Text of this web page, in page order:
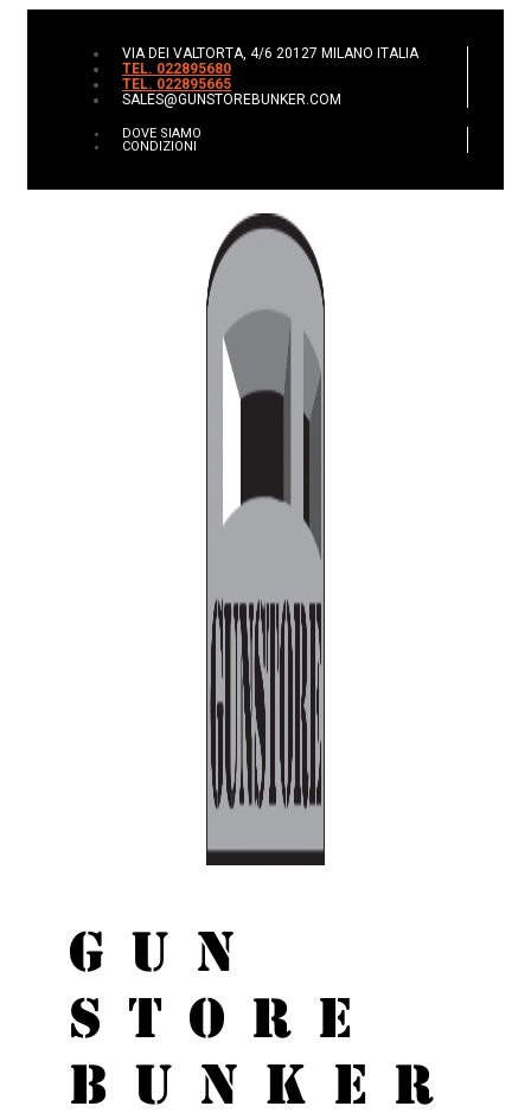
VIA DEI VALTORTA, 4/6 20127 MILANO ITALIA
TEL. 022895680
TEL. 022895665
SALES@GUNSTOREBUNKER.COM
DOVE SIAMO
CONDIZIONI
GUN
STORE
BUNKER